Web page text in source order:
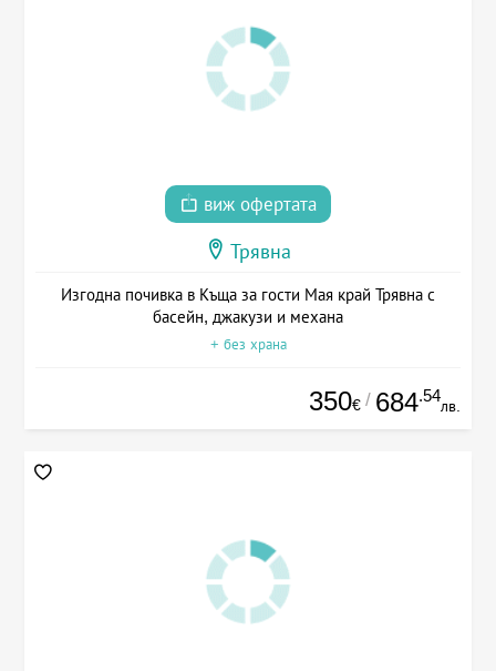
виж офертата
Трявна
Изгодна почивка в Къща за гости Мая край Трявна с
басейн, джакузи и механа
+ без храна
350€ / 684.54
лв.